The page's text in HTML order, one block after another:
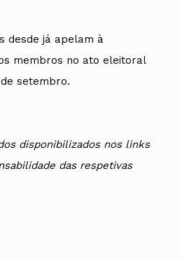
desde já apelam à
membros no ato eleitoral
setembro.
disponibilizados nos links
das respetivas